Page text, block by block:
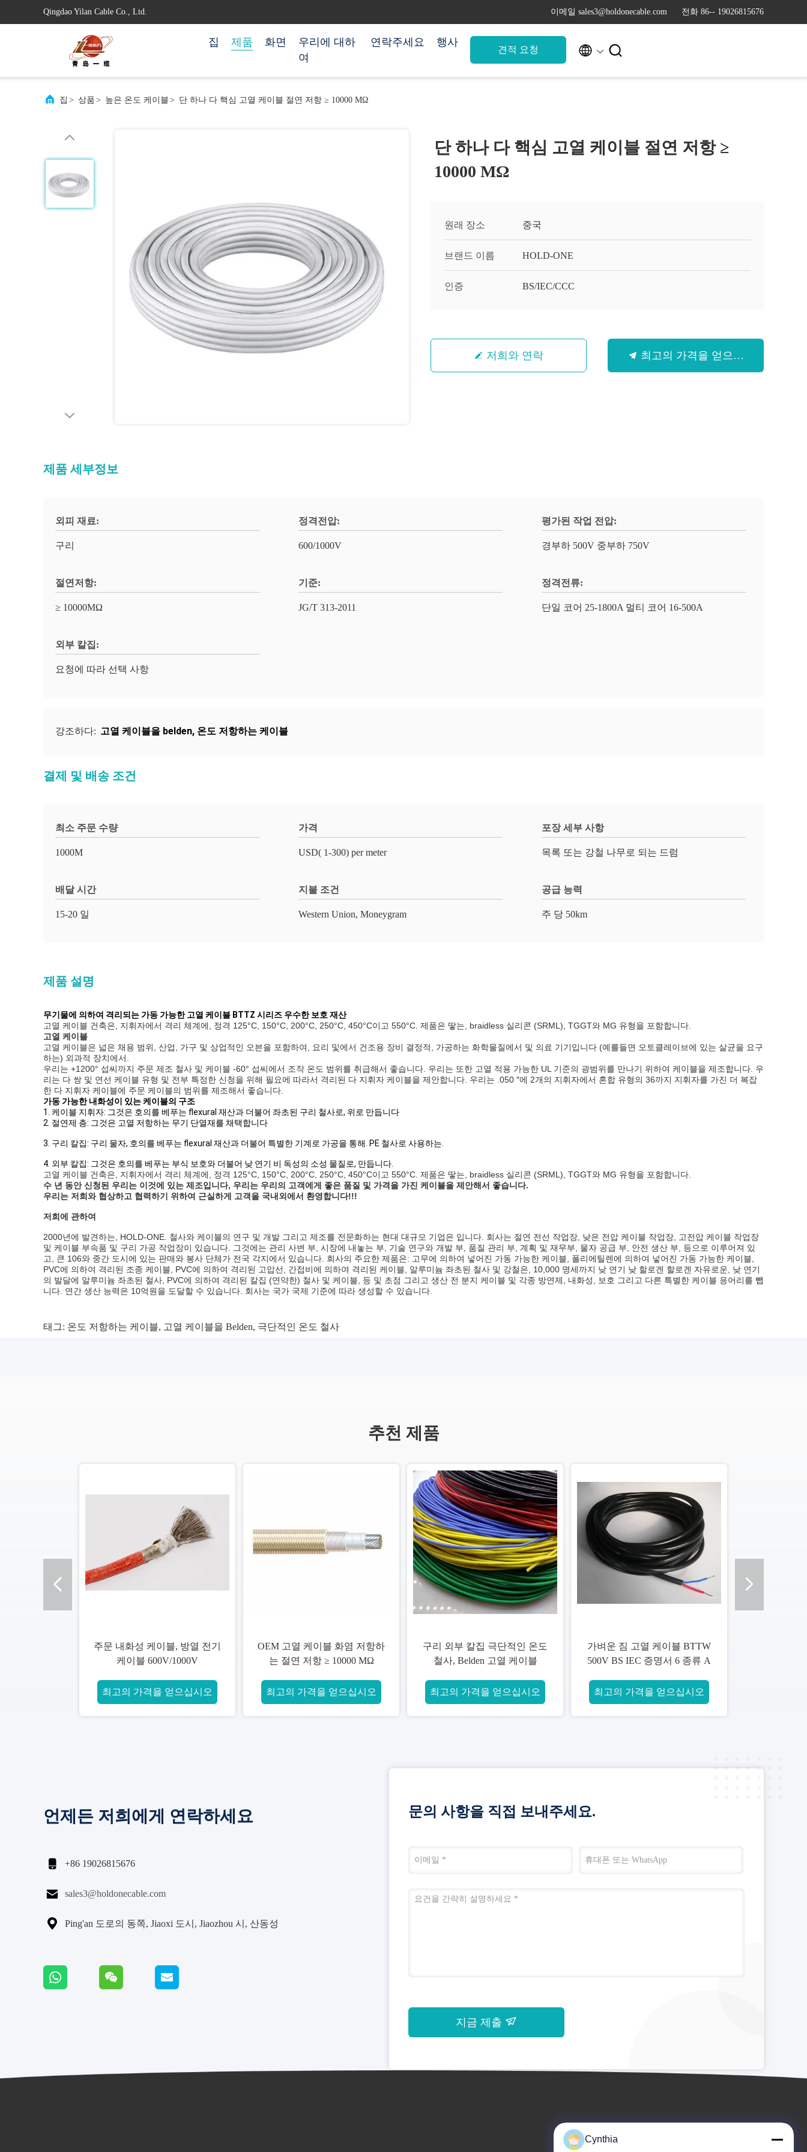
Qingdao Yilan Cable Co., Ltd. 이메일 sales3@holdonecable.com 전화 86-- 19026815676
집 제품 화면
우리에 대하
여
연락주세요 행사
견적 요청  
집 > 상품 > 높은 온도 케이블 > 단 하나 다 핵심 고열 케이블 절연 저항 ≥ 10000 MΩ
단 하나 다 핵심 고열 케이블 절연 저항 ≥
10000 MΩ
원래 장소 중국
브랜드 이름 HOLD-ONE
인증 BS/IEC/CCC
저희와 연락 최고의 가격을 얻으십시오
제품 세부정보
외피 재료:
구리
정격전압:
600/1000V
평가된 작업 전압:
경부하 500V 중부하 750V
절연저항:
≥ 10000MΩ
기준:
JG/T 313-2011
정격전류:
단일 코어 25-1800A 멀티 코어 16-500A
외부 칼집:
요청에 따라 선택 사항
강조하다: 고열 케이블을 belden, 온도 저항하는 케이블
결제 및 배송 조건
최소 주문 수량
1000M
가격
USD( 1-300) per meter
포장 세부 사항
목록 또는 강철 나무로 되는 드럼
배달 시간
15-20 일
지불 조건
Western Union, Moneygram
공급 능력
주 당 50km
제품 설명
무기물에 의하여 격리되는 가동 가능한 고열 케이블 BTTZ 시리즈 우수한 보호 재산
고열 케이블 건축은, 지휘자에서 격리 체계에, 정격 125°C, 150°C, 200°C, 250°C, 450°C이고 550°C. 제품은 땋는, braidless 실리콘 (SRML), TGGT와 MG 유형을 포함합니다.
고열 케이블
고열 케이블은 넓은 채용 범위, 산업, 가구 및 상업적인 오븐을 포함하여, 요리 및에서 건조용 장비 결정적, 가공하는 화학물질에서 및 의료 기기입니다 (예를들면 오토클레이브에 있는 살균을 요구
하는) 외과적 장치에서.
우리는 +1200° 섭씨까지 주문 제조 철사 및 케이블 -60° 섭씨에서 조작 온도 범위를 취급해서 좋습니다. 우리는 또한 고열 적용 가능한 UL 기준의 광범위를 만나기 위하여 케이블을 제조합니다. 우
리는 다 쌍 및 연선 케이블 유형 및 전부 특정한 신청을 위해 필요에 따라서 격리된 다 지휘자 케이블을 제안합니다. 우리는 .050 ″에 2개의 지휘자에서 혼합 유형의 36까지 지휘자를 가진 더 복잡
한 다 지휘자 케이블에 주문 케이블의 범위를 제조해서 좋습니다.
가동 가능한 내화성이 있는 케이블의 구조
1. 케이블 지휘자: 그것은 호의를 베푸는 flexural 재산과 더불어 좌초된 구리 철사로, 위로 만듭니다
2. 절연제 층: 그것은 고열 저항하는 무기 단열재를 채택합니다
3. 구리 칼집: 구리 물자, 호의를 베푸는 flexural 재산과 더불어 특별한 기계로 가공을 통해. PE 철사로 사용하는.
4. 외부 칼집: 그것은 호의를 베푸는 부식 보호와 더불어 낮 연기 비 독성의 소성 물질로, 만듭니다.
고열 케이블 건축은, 지휘자에서 격리 체계에, 정격 125°C, 150°C, 200°C, 250°C, 450°C이고 550°C. 제품은 땋는, braidless 실리콘 (SRML), TGGT와 MG 유형을 포함합니다.
수 년 동안 신청된 우리는 이것에 있는 제조입니다, 우리는 우리의 고객에게 좋은 품질 및 가격을 가진 케이블을 제안해서 좋습니다.
우리는 저희와 협상하고 협력하기 위하여 근실하게 고객을 국내외에서 환영합니다!!!
저희에 관하여
2000년에 발견하는, HOLD-ONE. 철사와 케이블의 연구 및 개발 그리고 제조를 전문화하는 현대 대규모 기업은 입니다. 회사는 절연 전선 작업장, 낮은 전압 케이블 작업장, 고전압 케이블 작업장
및 케이블 부속품 및 구리 가공 작업장이 있습니다. 그것에는 관리 사변 부, 시장에 내놓는 부, 기술 연구와 개발 부, 품질 관리 부, 계획 및 재무부, 물자 공급 부, 안전 생산 부, 등으로 이루어져 있
고, 큰 106와 중간 도시에 있는 판매와 봉사 단체가 전국 각지에서 있습니다. 회사의 주요한 제품은: 고무에 의하여 넣어진 가동 가능한 케이블, 폴리에틸렌에 의하여 넣어진 가동 가능한 케이블,
PVC에 의하여 격리된 조종 케이블, PVC에 의하여 격리된 고압선, 간접비에 의하여 격리된 케이블, 알루미늄 좌초된 철사 및 강철은, 10,000 명세까지 낮 연기 낮 할로겐 할로겐 자유로운, 낮 연기
의 발달에 알루미늄 좌초된 철사, PVC에 의하여 격리된 칼집 (연약한) 철사 및 케이블, 등 및 초점 그리고 생산 전 분지 케이블 및 각종 방연제, 내화성, 보호 그리고 다른 특별한 케이블 응어리를 뺍
니다. 연간 생산 능력은 10억원을 도달할 수 있습니다. 회사는 국가 국제 기준에 따라 생성할 수 있습니다.
태그: 온도 저항하는 케이블, 고열 케이블을 Belden, 극단적인 온도 철사
추천 제품
주문 내화성 케이블, 방열 전기
케이블 600V/1000V
최고의 가격을 얻으십시오
OEM 고열 케이블 화염 저항하
는 절연 저항 ≥ 10000 MΩ
최고의 가격을 얻으십시오
구리 외부 칼집 극단적인 온도
철사, Belden 고열 케이블
최고의 가격을 얻으십시오
가벼운 짐 고열 케이블 BTTW
500V BS IEC 증명서 6 종류 A
최고의 가격을 얻으십시오
언제든 저희에게 연락하세요
 +86 19026815676
 sales3@holdonecable.com
 Ping'an 도로의 동쪽, Jiaoxi 도시, Jiaozhou 시, 산동성
문의 사항을 직접 보내주세요.
지금 제출
Cynthia